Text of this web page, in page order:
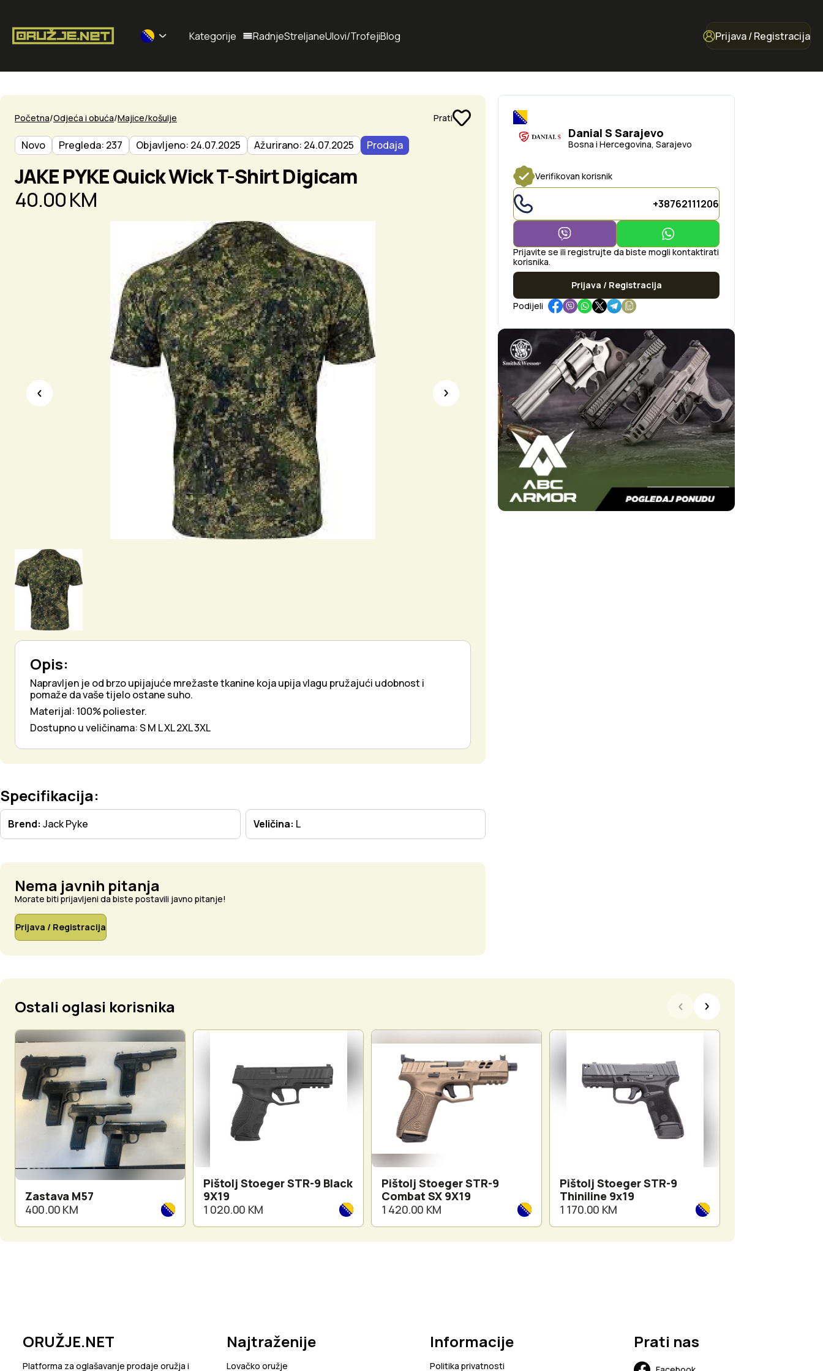
Selected currency: BAM
Kategorije RadnjeStreljaneUlovi/TrofejiBlog Prijava / Registracija
Početna Odjeća i obuća Majice/košulje Prati
Novo Pregleda: 237 Objavljeno: 24.07.2025 Ažurirano: 24.07.2025 Prodaja
JAKE PYKE Quick Wick T-Shirt Digicam
40.00 KM
Opis:
Napravljen je od brzo upijajuće mrežaste tkanine koja upija vlagu pružajući udobnost i
pomaže da vaše tijelo ostane suho.
Materijal: 100% poliester.
Dostupno u veličinama: S M L XL 2XL 3XL
Danial S Sarajevo
Bosna i Hercegovina, Sarajevo
Verifikovan korisnik
+38762111206
Prijavite se ili registrujte da biste mogli kontaktirati
korisnika.
Prijava / Registracija
Podijeli
Specifikacija:
Brend: Jack Pyke Veličina: L
Nema javnih pitanja
Morate biti prijavljeni da biste postavili javno pitanje!
Prijava / Registracija
Ostali oglasi korisnika
Zastava M57
400.00 KM
Pištolj Stoeger STR-9 Black
9X19
1 020.00 KM
Pištolj Stoeger STR-9
Combat SX 9X19
1 420.00 KM
Pištolj Stoeger STR-9
Thiniline 9x19
1 170.00 KM
ORUŽJE.NET
Platforma za oglašavanje prodaje oružja i
Najtraženije
Lovačko oružje
Informacije
Politika privatnosti
Prati nas